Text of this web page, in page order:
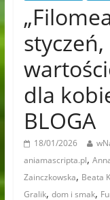
dla
BLOGA
18/01/2026
aniamascripta.pl,
Zainczkowska, Beata
Gralik, dom i smak,